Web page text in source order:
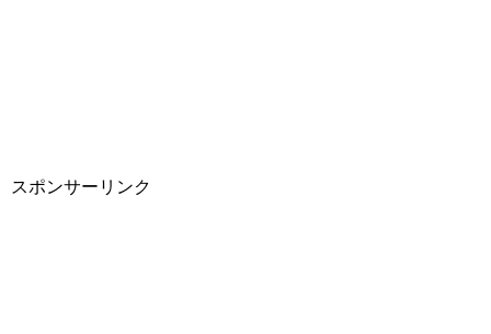
スポンサーリンク